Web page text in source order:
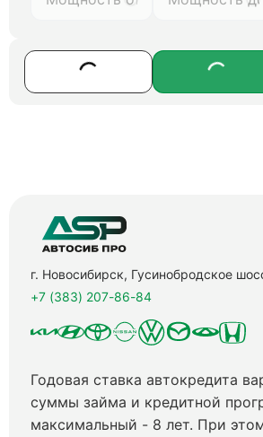
г. Новосибирск, Гусинобродское
+7 (383) 207-86-84
Годовая ставка автокредита
суммы займа и кредитной
максимальный - 8 лет. При